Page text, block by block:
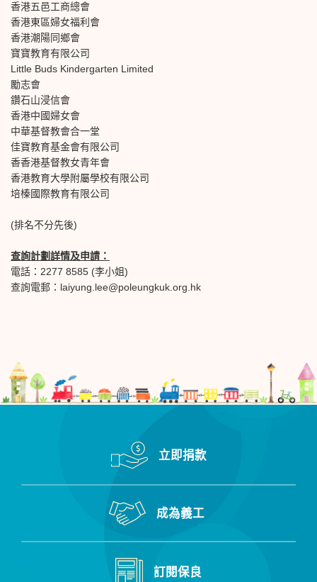
香港五邑工商總會
香港東區婦女福利會
香港潮陽同鄉會
寶寶教育有限公司
Little Buds Kindergarten Limited
勵志會
鑽石山浸信會
香港中國婦女會
中華基督教會合一堂
佳寶教育基金會有限公司
香香港基督教女青年會
香港教育大學附屬學校有限公司
培榛國際教育有限公司
(排名不分先後)
查詢計劃詳情及申請：
電話：2277 8585 (李小姐)
查詢電郵： laiyung.lee@poleungkuk.org.hk
立即捐款
成為義工
訂閱保良